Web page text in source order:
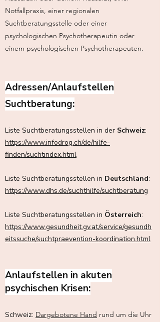
Notfallpraxis, einer regionalen
Suchtberatungsstelle oder einer
psychologischen Psychotherapeutin oder
einem psychologischen Psychotherapeuten.
Adressen/Anlaufstellen
Suchtberatung:
Liste Suchtberatungsstellen in der Schweiz:
https://www.infodrog.ch/de/hilfe-
finden/suchtindex.html
Liste Suchtberatungsstellen in Deutschland:
https://www.dhs.de/suchthilfe/suchtberatung
Liste Suchtberatungsstellen in Österreich:
https://www.gesundheit.gv.at/service/gesundh
eitssuche/suchtpraevention-koordination.html
Anlaufstellen in akuten
psychischen Krisen:
Schweiz: Dargebotene Hand rund um die Uhr